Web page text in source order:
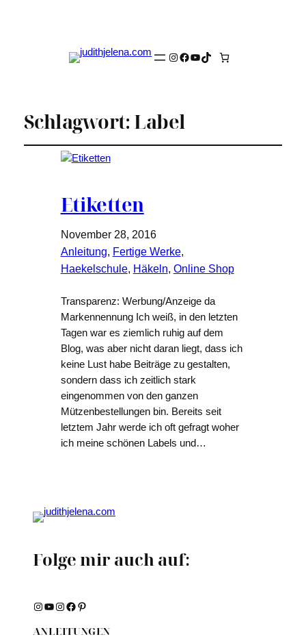
Instagram
Facebook
YouTube
TikTok
Schlagwort: Label
Etiketten
November 28, 2016
Anleitung, Fertige Werke
Haekelschule, Häkeln, Online Shop
Transparenz: Werbung/Anzeige da
Markennennung Ich weiß, in den letzten
Tagen war es ziemlich ruhig auf dem
Blog, was aber nicht daran liegt, dass ich
keine Lust habe Beiträge zu gestalten,
sondern dass ich zeitlich stark
eingenommen von den ganzen
Mützenbestellungen bin. Bereits seit
letztem Jahr werde ich oft gefragt woher
ich meine schönen Labels und…
Folge mir auch auf:
Instagram YouTube Instagram Facebook Pinterest
ANLEITUNGEN